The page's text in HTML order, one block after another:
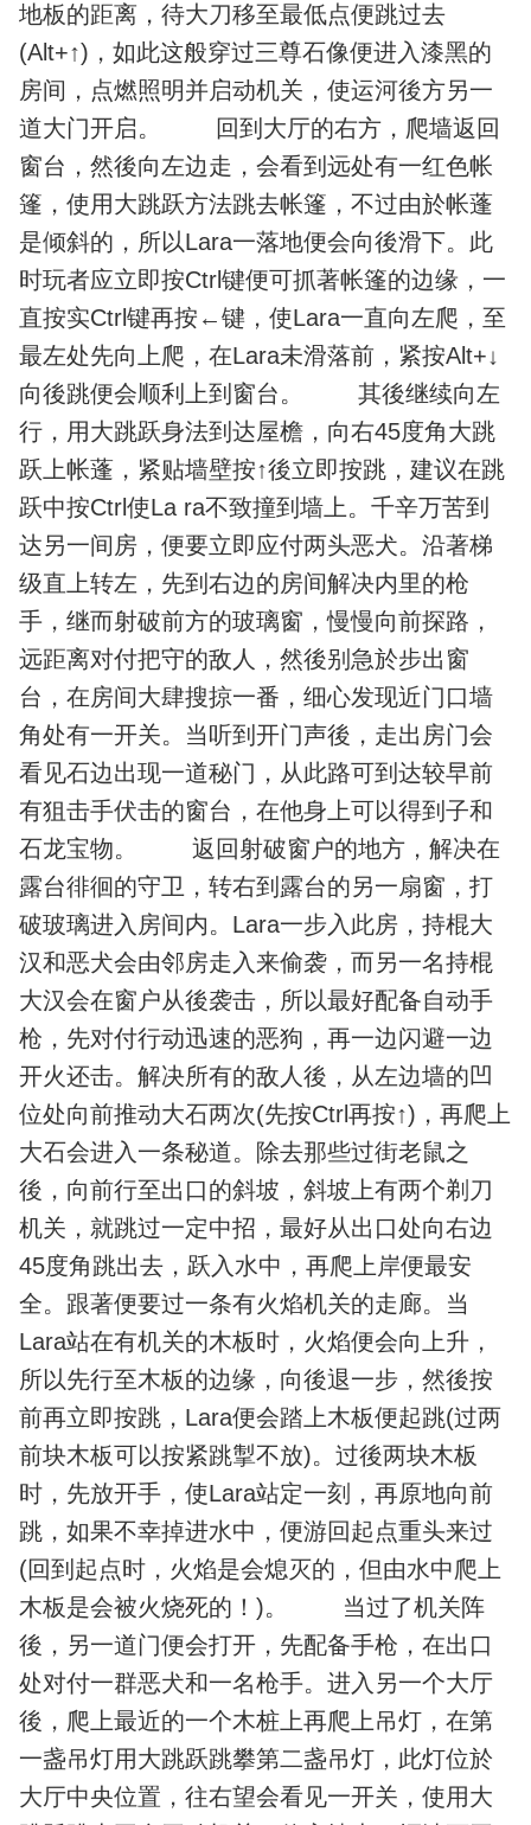
地板的距离，待大刀移至最低点便跳过去
(Alt+↑)，如此这般穿过三尊石像便进入漆黑的
房间，点燃照明并启动机关，使运河後方另一
道大门开启。 回到大厅的右方，爬墙返回
窗台，然後向左边走，会看到远处有一红色帐
篷，使用大跳跃方法跳去帐篷，不过由於帐蓬
是倾斜的，所以Lara一落地便会向後滑下。此
时玩者应立即按Ctrl键便可抓著帐篷的边缘，一
直按实Ctrl键再按←键，使Lara一直向左爬，至
最左处先向上爬，在Lara未滑落前，紧按Alt+↓
向後跳便会顺利上到窗台。 其後继续向左
行，用大跳跃身法到达屋檐，向右45度角大跳
跃上帐蓬，紧贴墙壁按↑後立即按跳，建议在跳
跃中按Ctrl使La ra不致撞到墙上。千辛万苦到
达另一间房，便要立即应付两头恶犬。沿著梯
级直上转左，先到右边的房间解决内里的枪
手，继而射破前方的玻璃窗，慢慢向前探路，
远距离对付把守的敌人，然後别急於步出窗
台，在房间大肆搜掠一番，细心发现近门口墙
角处有一开关。当听到开门声後，走出房门会
看见石边出现一道秘门，从此路可到达较早前
有狙击手伏击的窗台，在他身上可以得到子和
石龙宝物。 返回射破窗户的地方，解决在
露台徘徊的守卫，转右到露台的另一扇窗，打
破玻璃进入房间内。Lara一步入此房，持棍大
汉和恶犬会由邻房走入来偷袭，而另一名持棍
大汉会在窗户从後袭击，所以最好配备自动手
枪，先对付行动迅速的恶狗，再一边闪避一边
开火还击。解决所有的敌人後，从左边墙的凹
位处向前推动大石两次(先按Ctrl再按↑)，再爬上
大石会进入一条秘道。除去那些过街老鼠之
後，向前行至出口的斜坡，斜坡上有两个剃刀
机关，就跳过一定中招，最好从出口处向右边
45度角跳出去，跃入水中，再爬上岸便最安
全。跟著便要过一条有火焰机关的走廊。当
Lara站在有机关的木板时，火焰便会向上升，
所以先行至木板的边缘，向後退一步，然後按
前再立即按跳，Lara便会踏上木板便起跳(过两
前块木板可以按紧跳掣不放)。过後两块木板
时，先放开手，使Lara站定一刻，再原地向前
跳，如果不幸掉进水中，便游回起点重头来过
(回到起点时，火焰是会熄灭的，但由水中爬上
木板是会被火烧死的！)。 当过了机关阵
後，另一道门便会打开，先配备手枪，在出口
处对付一群恶犬和一名枪手。进入另一个大厅
後，爬上最近的一个木桩上再爬上吊灯，在第
一盏吊灯用大跳跃跳攀第二盏吊灯，此灯位於
大厅中央位置，往右望会看见一开关，使用大